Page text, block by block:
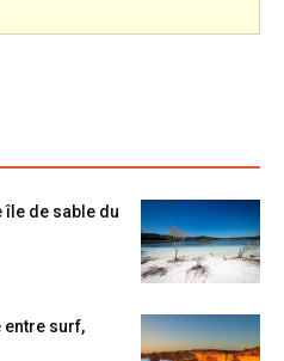
île de sable du
entre surf,